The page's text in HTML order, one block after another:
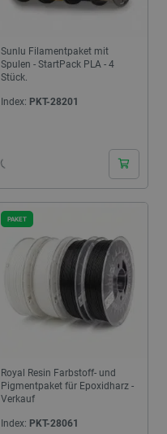
Sunlu Filamentpaket mit
Spulen - StartPack PLA - 4
Stück.
Index: PKT-28201
Royal Resin Farbstoff- und
Pigmentpaket für Epoxidharz -
Verkauf
Index: PKT-28061
PAKET